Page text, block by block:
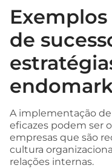
de
A implementação de
eficazes podem ser
empresas que são
cultura
relações internas.